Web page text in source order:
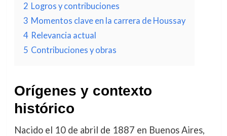
2 Logros y contribuciones
3 Momentos clave en la carrera de Houssay
4 Relevancia actual
5 Contribuciones y obras
Orígenes y contexto
histórico
Nacido el 10 de abril de 1887 en Buenos Aires,